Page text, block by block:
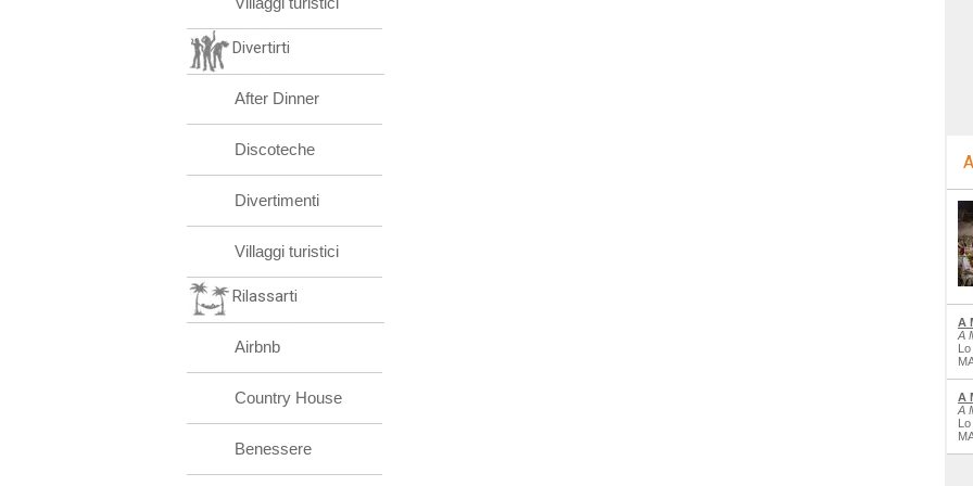
Divertirti
After Dinner
Discoteche
Divertimenti
Villaggi turistici
Rilassarti
Airbnb
Country House
Benessere
A
A
A
A